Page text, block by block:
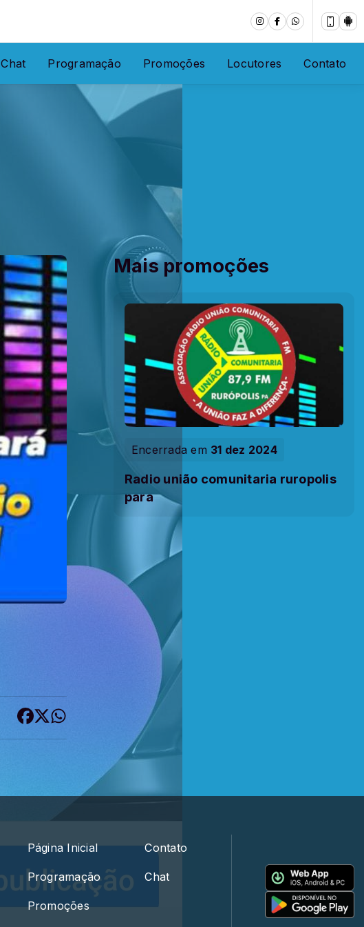
Chat Programação Promoções Locutores Contato
Mais promoções
Encerrada em 31 dez 2024
Radio união comunitaria ruropolis
para
Página Inicial
Programação
Promoções
Contato
Chat